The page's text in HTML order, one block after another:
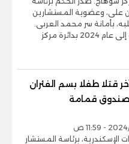
على، وعضوية المستشارين
بأمانة سر محمد العربى.
تعود أحداث القضية إلى عام 2024 بدائرة مركز
قتلا طفلا بسم الفئران
صندوق قمامة
برئاسة المستشار